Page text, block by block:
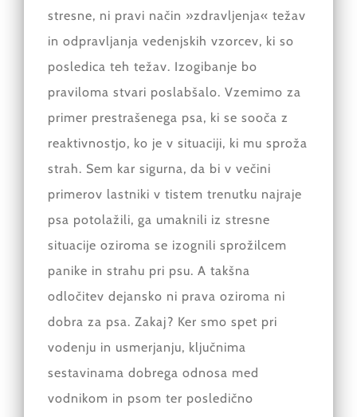
stresne, ni pravi način »zdravljenja« težav
in odpravljanja vedenjskih vzorcev, ki so
posledica teh težav. Izogibanje bo
praviloma stvari poslabšalo. Vzemimo za
primer prestrašenega psa, ki se sooča z
reaktivnostjo, ko je v situaciji, ki mu sproža
strah. Sem kar sigurna, da bi v večini
primerov lastniki v tistem trenutku najraje
psa potolažili, ga umaknili iz stresne
situacije oziroma se izognili sprožilcem
panike in strahu pri psu. A takšna
odločitev dejansko ni prava oziroma ni
dobra za psa. Zakaj? Ker smo spet pri
vodenju in usmerjanju, ključnima
sestavinama dobrega odnosa med
vodnikom in psom ter posledično